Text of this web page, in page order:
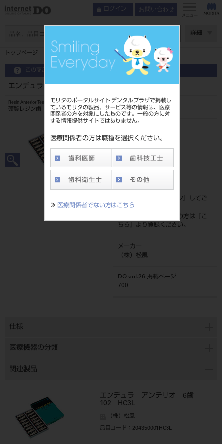
モリタのポータルサイト デンタルプラザで掲載し
ているモリタの製品、サービス等の情報は、医療
関係者の方を対象にしたものです。一般の方に対
する情報提供サイトではありません。
医療関係者の方は職種を選択ください。
≫ 医療関係者でない方はこちら
ログイン お問い合わせ
メニュー
詳細
トップページ エンデュラ アンテリオ 6歯 112 HT5L
この商品に関するお問い合わせ
エンデュラ アンテリオ 6歯 112 HT5L
Resin Anterior Teeth
硬質レジン歯
204350007HT5L
JAN/EANコード
標準価格
ログイン
』してご
覧ください。
ネット会員登録がまだの方は『
こ
ちら
』より登録ください。
メーカー
（株）松風
DO vol.26 掲載ページ
700
仕様
医療機器の分類
関連製品
エンデュラ アンテリオ 6歯
102 HC3L
（株）松風
品目コード ：204350001HC3L